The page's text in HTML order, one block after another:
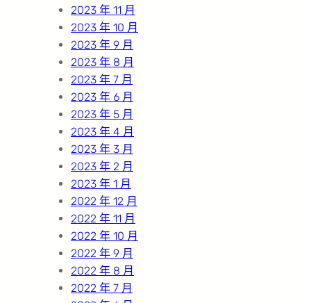
2023 年 11 月
2023 年 10 月
2023 年 9 月
2023 年 8 月
2023 年 7 月
2023 年 6 月
2023 年 5 月
2023 年 4 月
2023 年 3 月
2023 年 2 月
2023 年 1 月
2022 年 12 月
2022 年 11 月
2022 年 10 月
2022 年 9 月
2022 年 8 月
2022 年 7 月